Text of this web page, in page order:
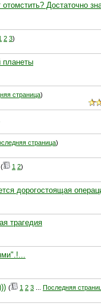
Достаточно
2 3)
планеты
страница)
страница)
( 1 2)
дорогостоящая
трагедия
( 1 2 3
Последняя